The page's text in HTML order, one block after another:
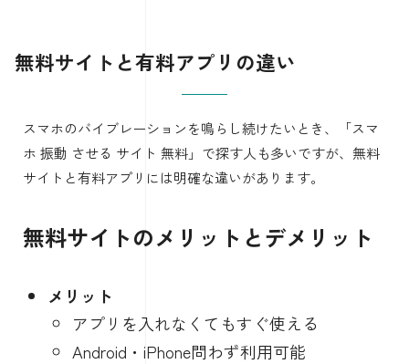
無料サイトと有料アプリの違い
スマホのバイブレーションを鳴らし続けたいとき、「スマ
ホ 振動 させる サイト 無料」で探す人も多いですが、無料
サイトと有料アプリには明確な違いがあります。
無料サイトのメリットとデメリット
メリット
アプリを入れなくてもすぐ使える
Android・iPhone問わず利用可能